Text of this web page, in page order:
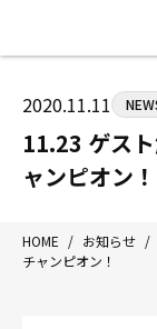
HOME
ジムにつ
トレー
アマ・
入会案内
見学・1
2020.11.11
11.23 ゲス
ャンピオン！
HOME / お知らせ /
チャンピオン！